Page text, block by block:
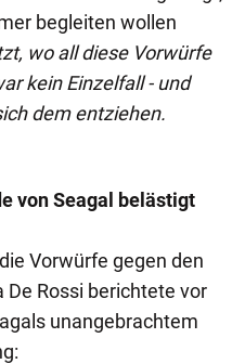
begleiten wollen
wo all diese Vorwürfe
kein Einzelfall - und
dem entziehen.
von Seagal belästigt
Vorwürfe gegen den
Rossi berichtete vor
unangebrachtem